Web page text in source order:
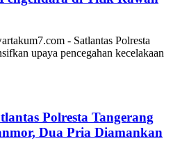
- Satlantas Polresta
upaya pencegahan kecelakaan
Polresta Tangerang
Dua Pria Diamankan